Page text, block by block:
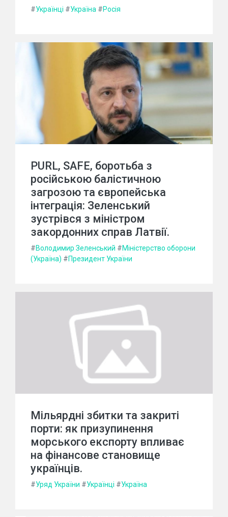
#Українці #Україна #Росія
PURL, SAFE, боротьба з
російською балістичною
загрозою та європейська
інтеграція: Зеленський
зустрівся з міністром
закордонних справ Латвії.
#Володимир Зеленський #Міністерство оборони
(Україна) #Президент України
Мільярдні збитки та закриті
порти: як призупинення
морського експорту впливає
на фінансове становище
українців.
#Уряд України #Українці #Україна